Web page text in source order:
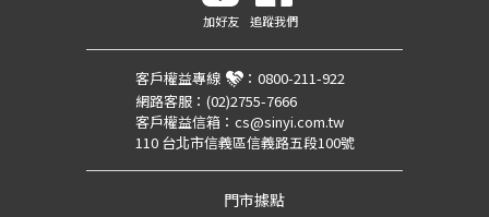
加好友 追蹤我們
客戶權益專線 ： 0800-211-922
網路客服： (02)2755-7666
客戶權益信箱： cs@sinyi.com.tw
110 台北市信義區信義路五段100號
門市據點